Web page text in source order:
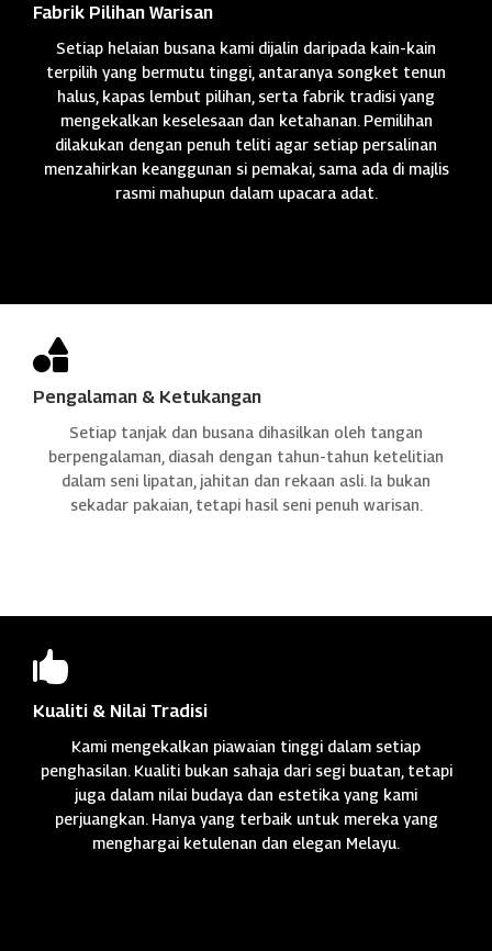
Fabrik Pilihan Warisan
Setiap helaian busana kami dijalin daripada kain-kain
terpilih yang bermutu tinggi, antaranya songket tenun
halus, kapas lembut pilihan, serta fabrik tradisi yang
mengekalkan keselesaan dan ketahanan. Pemilihan
dilakukan dengan penuh teliti agar setiap persalinan
menzahirkan keanggunan si pemakai, sama ada di majlis
rasmi mahupun dalam upacara adat.

Pengalaman & Ketukangan
Setiap tanjak dan busana dihasilkan oleh tangan
berpengalaman, diasah dengan tahun-tahun ketelitian
dalam seni lipatan, jahitan dan rekaan asli. Ia bukan
sekadar pakaian, tetapi hasil seni penuh warisan.

Kualiti & Nilai Tradisi
Kami mengekalkan piawaian tinggi dalam setiap
penghasilan. Kualiti bukan sahaja dari segi buatan, tetapi
juga dalam nilai budaya dan estetika yang kami
perjuangkan. Hanya yang terbaik untuk mereka yang
menghargai ketulenan dan elegan Melayu.